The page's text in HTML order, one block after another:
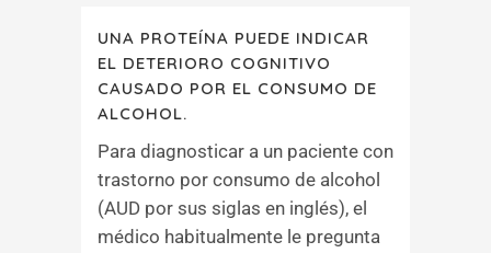
UNA PROTEÍNA PUEDE INDICAR
EL DETERIORO COGNITIVO
CAUSADO POR EL CONSUMO DE
ALCOHOL.
Para diagnosticar a un paciente con
trastorno por consumo de alcohol
(AUD por sus siglas en inglés), el
médico habitualmente le pregunta